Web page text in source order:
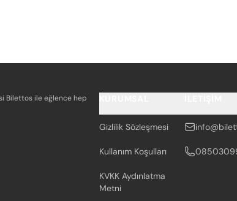
Bilettos ile eğlence hep
Gizlilik Sözleşmesi
Kullanım Koşulları
KVKK Aydınlatma
Metni